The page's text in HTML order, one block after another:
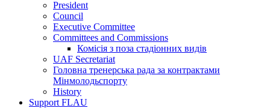
President
Council
Executive Committee
Committees and Commissions
Комісія з поза стадіонних видів
UAF Secretariat
Головна тренерська рада за контрактами
Мінмолодьспорту
History
Support FLAU